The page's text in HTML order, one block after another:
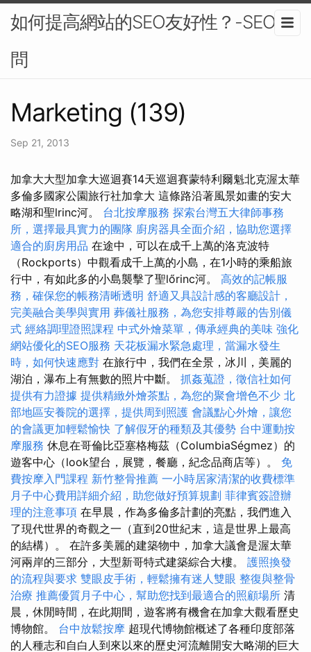
如何提高網站的SEO友好性？-SEO顧
問
Marketing (139)
Sep 21, 2013
加拿大大型加拿大巡迴賽14天巡迴賽蒙特利爾魁北克渥太華
多倫多國家公園旅行社加拿大 這條路沿著風景如畫的安大
略湖和聖lrinc河。 台北按摩服務 探索台灣五大律師事務
所，選擇最具實力的團隊 廚房器具全面介紹，協助您選擇
適合的廚房用品 在途中，可以在成千上萬的洛克波特
（Rockports）中觀看成千上萬的小島，在1小時的乘船旅
行中，有如此多的小島襲擊了聖lőrinc河。 高效的記帳服
務，確保您的帳務清晰透明 舒適又具設計感的客廳設計，
完美融合美學與實用 葬儀社服務，為您安排尊嚴的告別儀
式 經絡調理證照課程 中式外燴菜單，傳承經典的美味 強化
網站優化的SEO服務 天花板漏水緊急處理，當漏水發生
時，如何快速應對 在旅行中，我們在全景，冰川，美麗的
湖泊，瀑布上有無數的照片中斷。 抓姦蒐證，徵信社如何
提供有力證據 提供精緻外燴茶點，為您的聚會增色不少 北
部地區安養院的選擇，提供周到照護 會議點心外燴，讓您
的會議更加輕鬆愉快 了解假牙的種類及其優勢 台中運動按
摩服務 休息在哥倫比亞塞格梅茲（ColumbiaSégmez）的
遊客中心（look望台，展覽，餐廳，紀念品商店等）。 免
費按摩入門課程 新竹整骨推薦 一小時居家清潔的收費標準
月子中心費用詳細介紹，助您做好預算規劃 菲律賓簽證辦
理的注意事項 在早晨，作為多倫多計劃的亮點，我們進入
了現代世界的奇觀之一（直到20世紀末，這是世界上最高
的結構）。 在許多美麗的建築物中，加拿大議會是渥太華
河兩岸的三部分，大型新哥特式建築綜合大樓。 護照換發
的流程與要求 雙眼皮手術，輕鬆擁有迷人雙眼 整復與整骨
治療 推薦優質月子中心，幫助您找到最適合的照顧場所 清
晨，休閒時間，在此期間，遊客將有機會在加拿大觀看歷史
博物館。 台中放鬆按摩 超現代博物館概述了各種印度部落
的人種志和自白人到來以來的歷史河流離開安大略湖的巨大